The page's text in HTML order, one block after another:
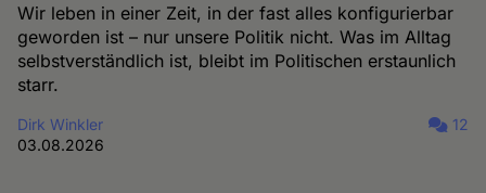
Wir leben in einer Zeit, in der fast alles konfigurierbar
geworden ist – nur unsere Politik nicht. Was im Alltag
selbstverständlich ist, bleibt im Politischen erstaunlich
starr.
Dirk Winkler
03.08.2026
12